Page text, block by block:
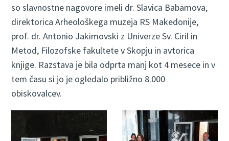
so slavnostne nagovore imeli dr. Slavica Babamova,
direktorica Arheološkega muzeja RS Makedonije,
prof. dr. Antonio Jakimovski z Univerze Sv. Ciril in
Metod, Filozofske fakultete v Skopju in avtorica
knjige. Razstava je bila odprta manj kot 4 mesece in v
tem času si jo je ogledalo približno 8.000
obiskovalcev.